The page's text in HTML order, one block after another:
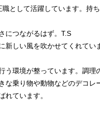
として活躍しています。持
につながるはず。T.S
新しい風を吹かせてくれてい
環境が整っています。調理
乗り物や動物などのデコレ
れています。